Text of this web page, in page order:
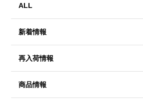
ALL
新着情報
再入荷情報
商品情報